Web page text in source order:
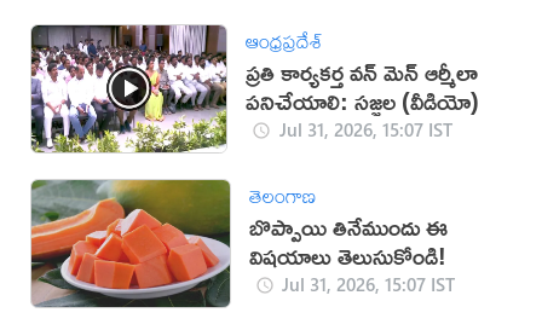
ఆంధ్రప్రదేశ్
ప్రతి కార్యకర్త వన్ మెన్ ఆర్మీలా
పనిచేయాలి: సజ్జల (వీడియో)
Jul 31, 2026, 15:07 IST
తెలంగాణ
బొప్పాయి తినేముందు ఈ
విషయాలు తెలుసుకోండి!
Jul 31, 2026, 15:07 IST